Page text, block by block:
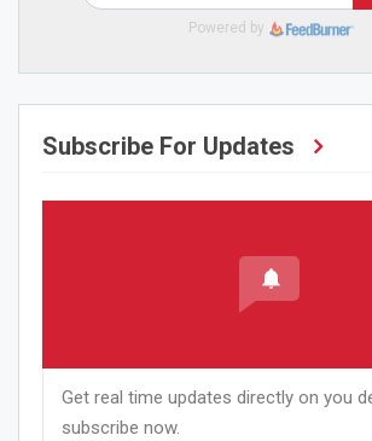
Powered by
Subscribe For Updates
Get real time updates directly on you
subscribe now.